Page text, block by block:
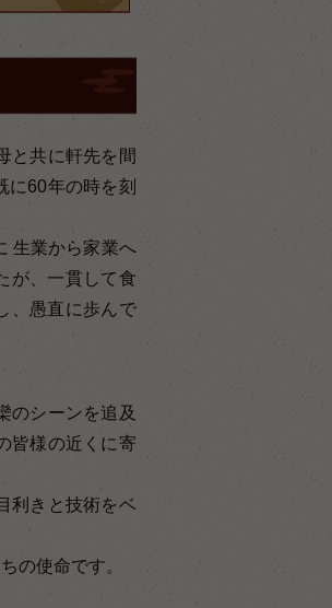
と共に軒先を間
に60年の時を刻
生業から家業へ
が、一貫して食
、愚直に歩んで
のシーンを追及
皆様の近くに寄
利きと技術をベ
の使命です。